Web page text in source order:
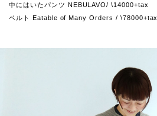
中にはいたパンツ NEBULAVO/ \14000+tax
ベルト Eatable of Many Orders / \78000+tax